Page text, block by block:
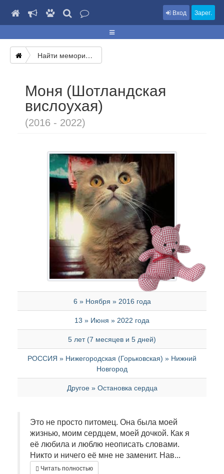
Вход Зарег.
Найти мемориал
Моня (Шотландская
вислоухая)
(2016 - 2022)
6 » Ноября » 2016 года
13 » Июня » 2022 года
5 лет (7 месяцев и 5 дней)
РОССИЯ » Нижегородская (Горьковская) » Нижний
Новгород
Другое » Остановка сердца
Это не просто питомец. Она была моей
жизнью, моим сердцем, моей дочкой. Как я
её любила и люблю неописать словами.
Никто и ничего её мне не заменит. Нав...
Читать полностью